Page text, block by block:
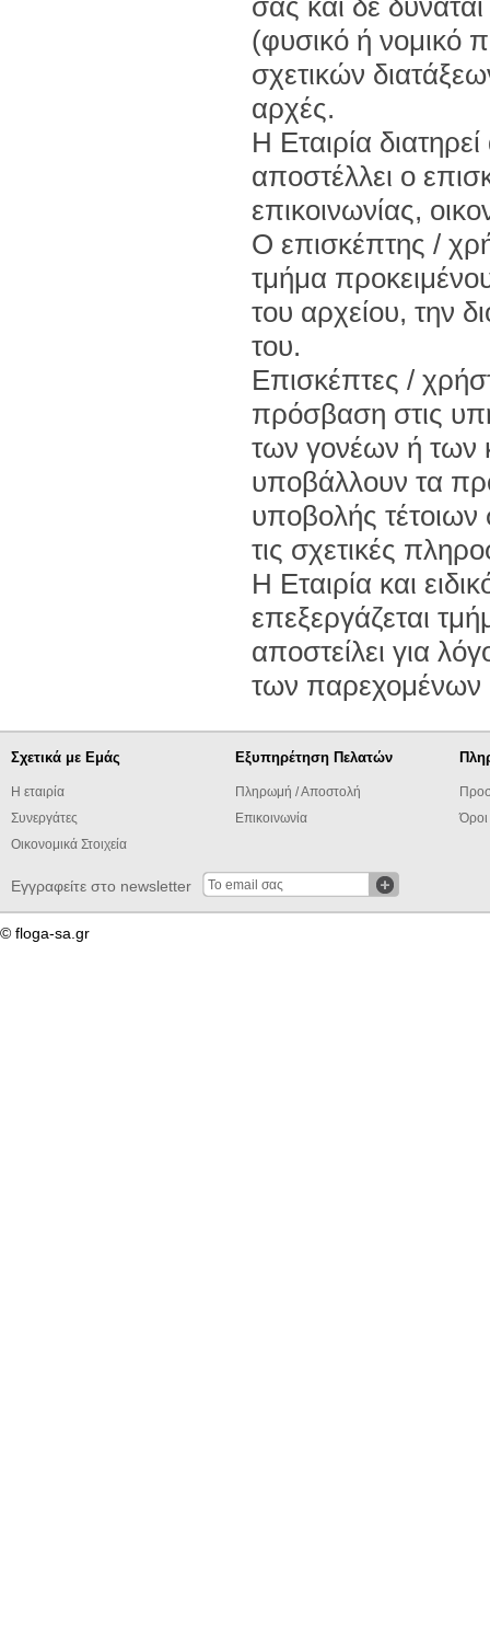
σας και δε
(φυσικό ή νομικό
σχετικών
αρχές.
Η Εταιρία
αποστέλλει ο
επικοινωνίας,
Ο επισκέπτης /
τμήμα
του αρχείου, την
του.
Επισκέπτες /
πρόσβαση στις
των γονέων ή των
υποβάλλουν τα
υποβολής τέτοιων
τις σχετικές
Η Εταιρία και
επεξεργάζεται
αποστείλει για
των παρεχομένων
Σχετικά με Εμάς
Η εταιρία
Συνεργάτες
Οικονομικά Στοιχεία
Εξυπηρέτηση Πελατών
Πληρωμή / Αποστολή
Επικοινωνία
Εγγραφείτε στο newsletter
© floga-sa.gr